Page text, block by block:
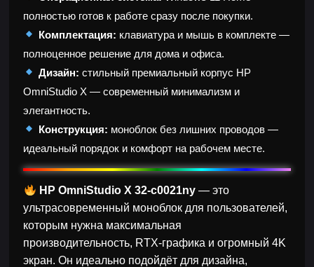
полностью готов к работе сразу после покупки.
Комплектация: клавиатура и мышь в комплекте —
полноценное решение для дома и офиса.
Дизайн: стильный премиальный корпус HP
OmniStudio X — современный минимализм и
элегантность.
Конструкция: моноблок без лишних проводов —
идеальный порядок и комфорт на рабочем месте.
HP OmniStudio X 32-c0021ny— это
ультрасовременный моноблок для пользователей,
которым нужна максимальная
производительность, RTX-графика и огромный 4K
экран. Он идеально подойдёт для дизайна,